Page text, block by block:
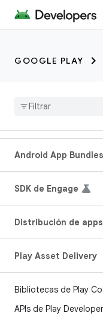
GOOGLE PLAY
Android App Bundles
SDK de Engage
Distribución de
Play Asset Delivery
Bibliotecas de Play
APIs de Play Developer